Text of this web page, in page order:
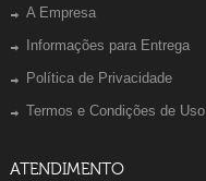
A Empresa
Informações para Entrega
Política de Privacidade
Termos e Condições de Uso
ATENDIMENTO